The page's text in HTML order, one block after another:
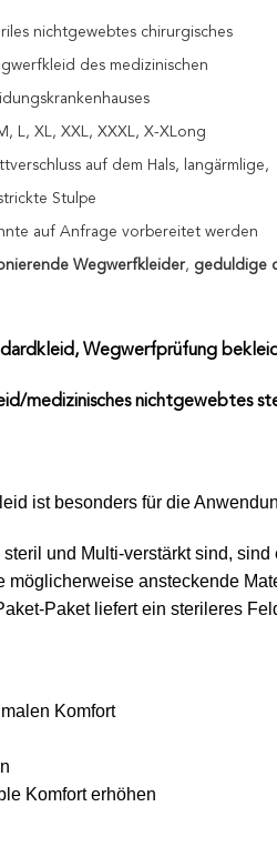
nichtgewebtes chirurgisches
des medizinischen
L, XL, XXL, XXXL, X-XLong
auf dem Hals, langärmlige,
Stulpe
auf Anfrage vorbereitet werden
Wegwerfkleider, geduldige
Wegwerfprüfung
medizinisches nichtgewebtes
ist besonders für die
und Multi-verstärkt sind,
möglicherweise ansteckende
Paket liefert ein sterileres
Komfort
Komfort erhöhen